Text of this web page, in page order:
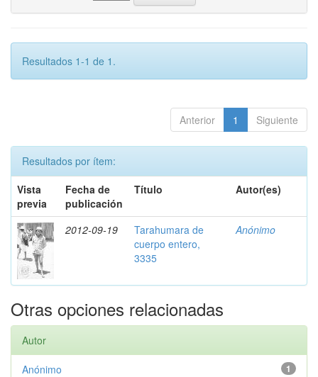
Resultados 1-1 de 1.
Anterior 1 Siguiente
Resultados por ítem:
Vista
previa
Fecha de
publicación
Título Autor(es)
2012-09-19
Tarahumara de
cuerpo entero,
3335
Anónimo
Otras opciones relacionadas
Autor
1
Anónimo